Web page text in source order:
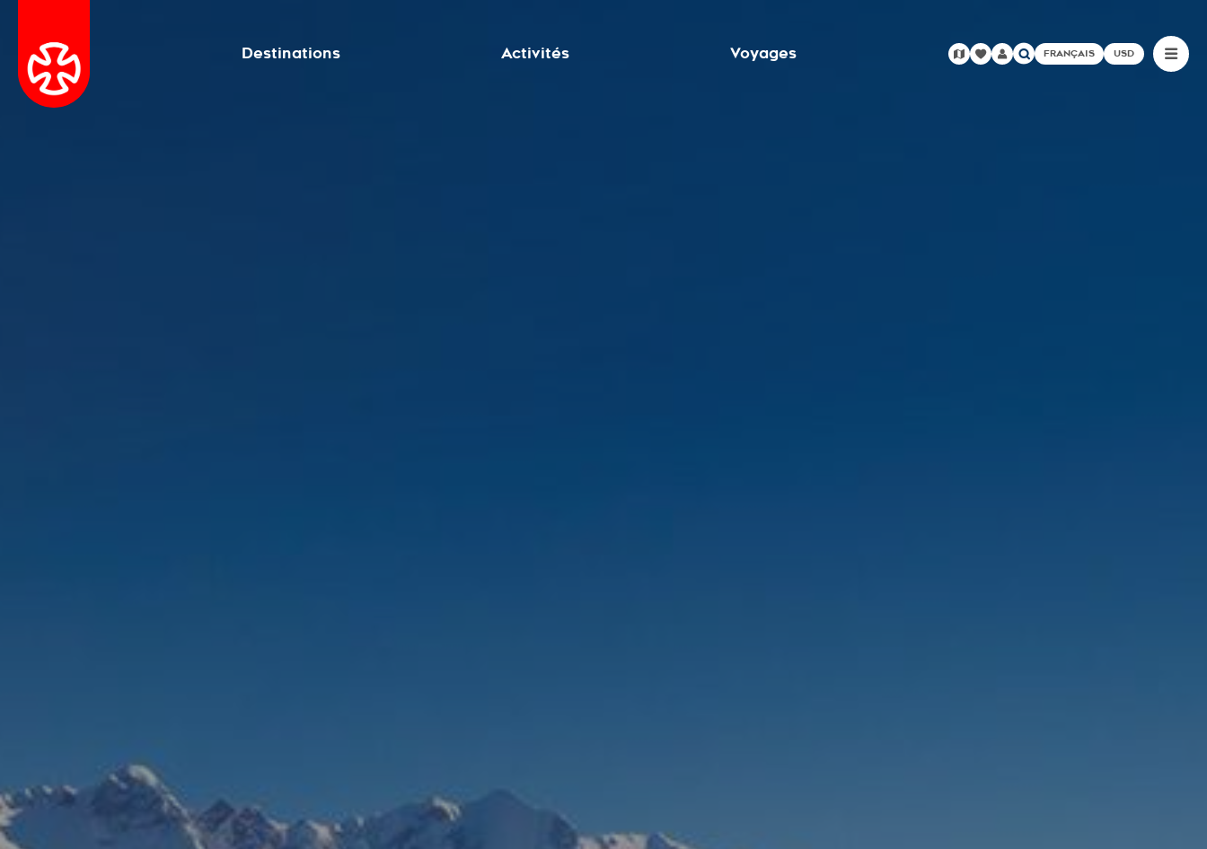
Destinations Activités Voyages FRANÇAIS USD